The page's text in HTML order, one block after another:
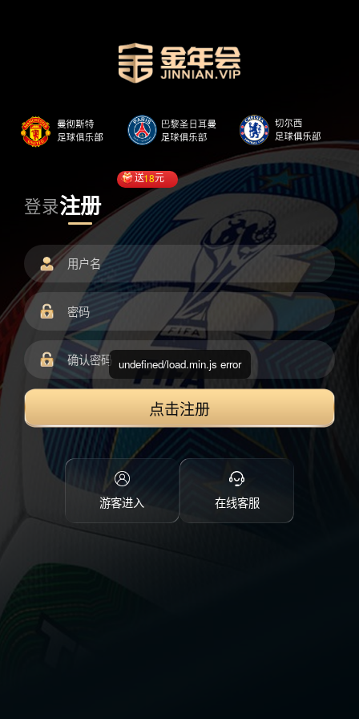
登录注册
送18元
点击注册
游客进入 在线客服
undefined/load.min.js error